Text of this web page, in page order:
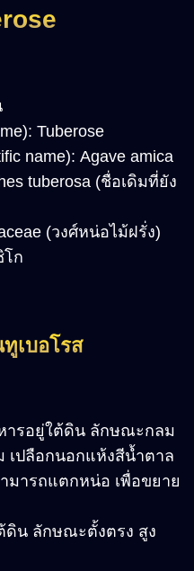
Tuberose
name): Agave amica
tuberosa (ชื่อเดิมที่ยัง
(วงศ์หน่อไม้ฝรั่ง)
โก
ทูเบอโรส
ารอยู่ใต้ดิน ลักษณะกลม
เปลือกนอกแห้งสีน้ำตาล
มารถแตกหน่อ เพื่อขยาย
ดิน ลักษณะตั้งตรง สูง